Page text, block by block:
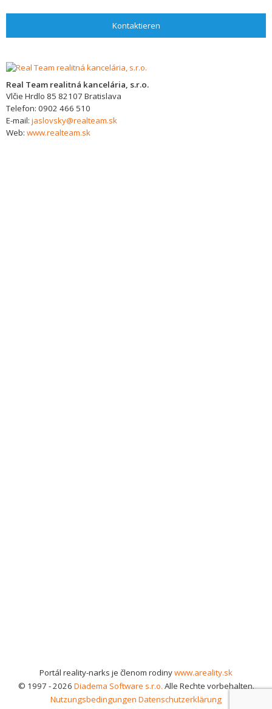
Kontaktieren
Real Team realitná kancelária, s.r.o.
Vlčie Hrdlo 85 82107 Bratislava
Telefon: 0902 466 510
E-mail: jaslovsky@realteam.sk
Web: www.realteam.sk
Portál reality-narks je členom rodinywww.areality.sk
© 1997 - 2026 Diadema Software s.r.o. Alle Rechte vorbehalten.
Nutzungsbedingungen Datenschutzerklärung